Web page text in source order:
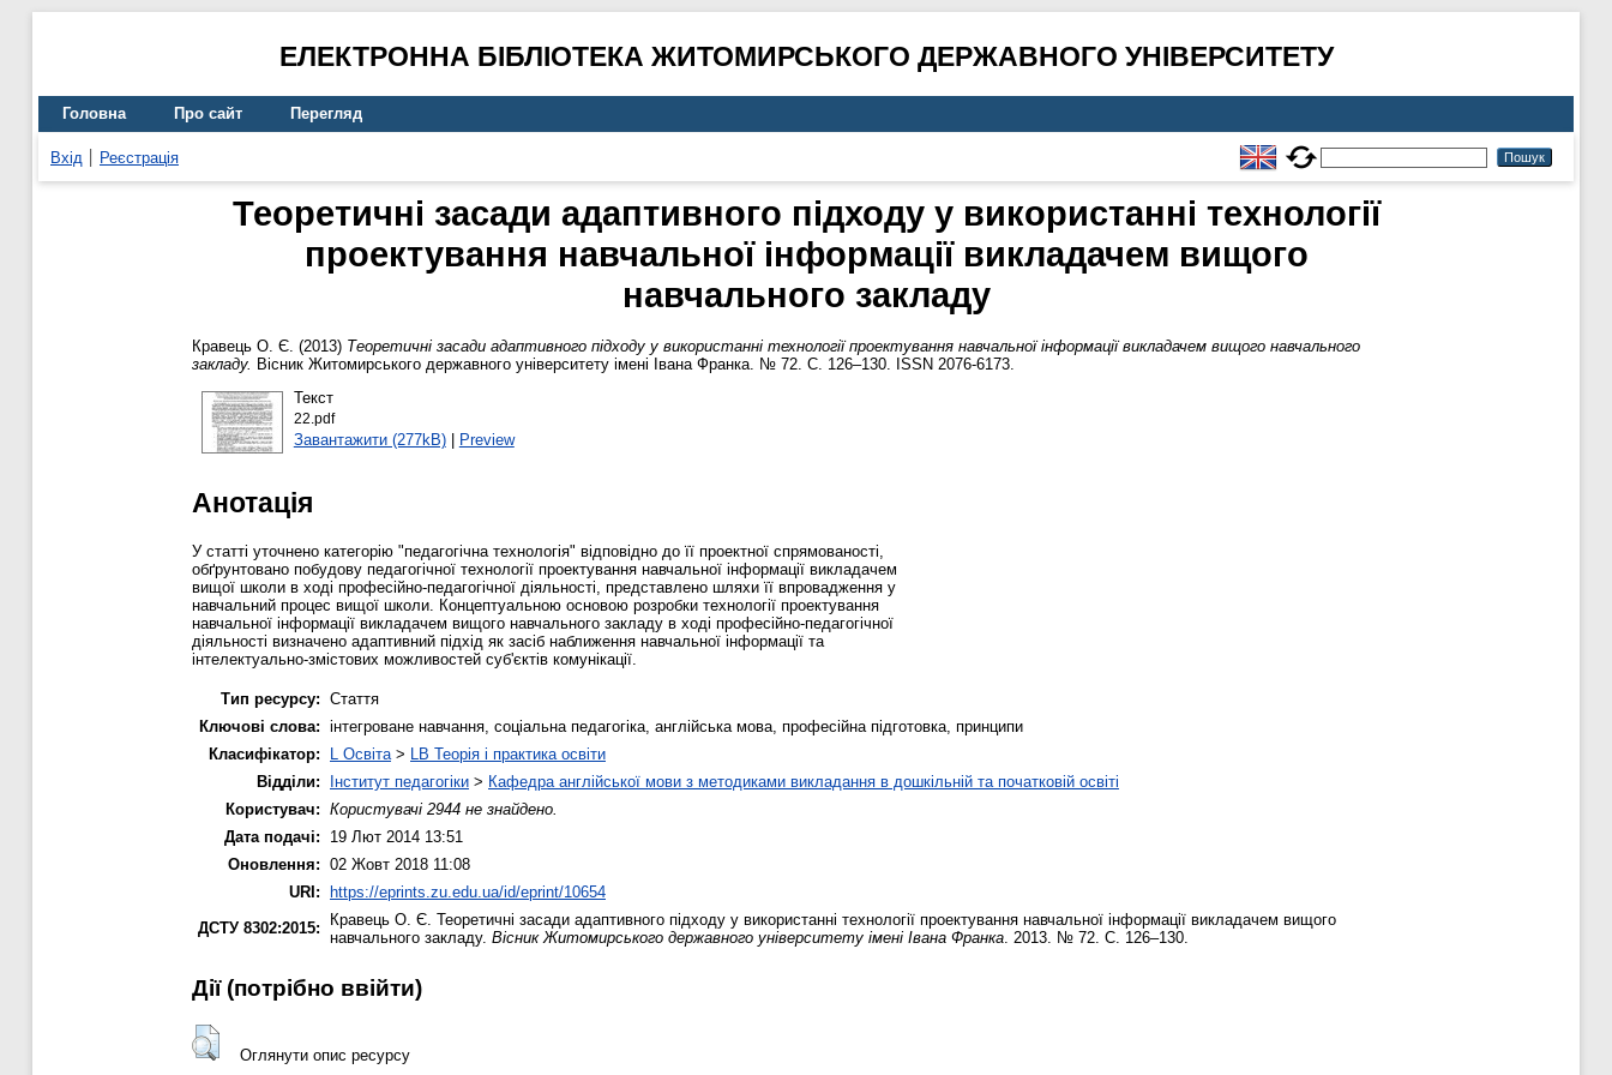
ЕЛЕКТРОННА БІБЛІОТЕКА ЖИТОМИРСЬКОГО ДЕРЖАВНОГО УНІВЕРСИТЕТУ
Головна Про сайт Перегляд
Вхід Реєстрація
Теоретичні засади адаптивного підходу у використанні технології
проектування навчальної інформації викладачем вищого
навчального закладу
Кравець О. Є. (2013) Теоретичні засади адаптивного підходу у використанні технології проектування навчальної інформації викладачем вищого навчального
закладу. Вісник Житомирського державного університету імені Івана Франка. № 72. С. 126–130. ISSN 2076-6173.
Текст
22.pdf
Завантажити (277kB)| Preview
Анотація
У статті уточнено категорію "педагогічна технологія" відповідно до її проектної спрямованості,
обґрунтовано побудову педагогічної технології проектування навчальної інформації викладачем
вищої школи в ході професійно-педагогічної діяльності, представлено шляхи її впровадження у
навчальний процес вищої школи. Концептуальною основою розробки технології проектування
навчальної інформації викладачем вищого навчального закладу в ході професійно-педагогічної
діяльності визначено адаптивний підхід як засіб наближення навчальної інформації та
інтелектуально-змістових можливостей суб'єктів комунікації.
Тип ресурсу: Стаття
Ключові слова: інтегроване навчання, соціальна педагогіка, англійська мова, професійна підготовка, принципи
Класифікатор:
L Освіта > LB Теорія і практика освіти
Відділи:
Інститут педагогіки > Кафедра англійської мови з методиками викладання в дошкільній та початковій освіті
Користувач: Користувачі 2944 не знайдено.
Дата подачі:
19 Лют 2014 13:51
Оновлення: 02 Жовт 2018 11:08
URI: https://eprints.zu.edu.ua/id/eprint/10654
ДСТУ 8302:2015:
Кравець О. Є. Теоретичні засади адаптивного підходу у використанні технології проектування навчальної інформації викладачем вищого
навчального закладу. Вісник Житомирського державного університету імені Івана Франка . 2013. № 72. С. 126–130.
Дії ​​(потрібно ввійти)
Оглянути опис ресурсу